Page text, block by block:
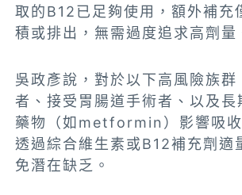
取的B12已足夠使用，額外補充
積或排出，無需過度追求高劑量
吳政彥說，對於以下高風險族群
者、接受胃腸道手術者、以及長
藥物（如metformin）影響吸收
透過綜合維生素或B12補充劑適
免潛在缺乏。